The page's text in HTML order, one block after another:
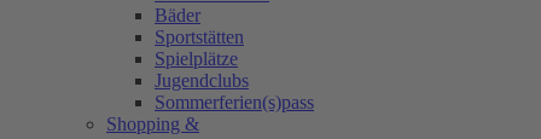
Bäder
Sportstätten
Spielplätze
Jugendclubs
Sommerferien(s)pass
Shopping &